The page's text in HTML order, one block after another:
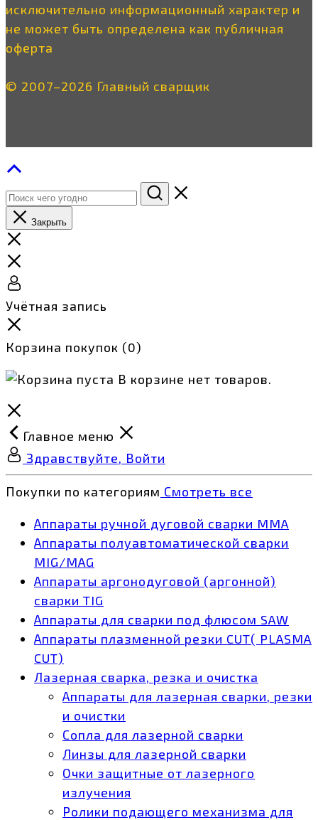
исключительно информационный характер и
не может быть определена как публичная
оферта
© 2007–2026 Главный сварщик
Закрыть
Учётная запись
Корзина покупок (0)
В корзине нет товаров.
Главное меню
Здравствуйте, Войти
Покупки по категориям Смотреть все
Аппараты ручной дуговой сварки MMA
Аппараты полуавтоматической сварки
MIG/MAG
Аппараты аргонодуговой (аргонной)
сварки TIG
Аппараты для сварки под флюсом SAW
Аппараты плазменной резки CUT( PLASMA
CUT)
Лазерная сварка, резка и очистка
Аппараты для лазерная сварки, резки
и очистки
Сопла для лазерной сварки
Линзы для лазерной сварки
Очки защитные от лазерного
излучения
Ролики подающего механизма для